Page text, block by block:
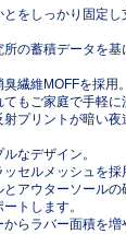
をしっかり固定し
の蓄積データを基
繊維MOFFを採用。
もご家庭で手軽に
プリントが暗い夜
なデザイン。
セルメッシュを採
アウターソールの
トします。
らラバー面積を増